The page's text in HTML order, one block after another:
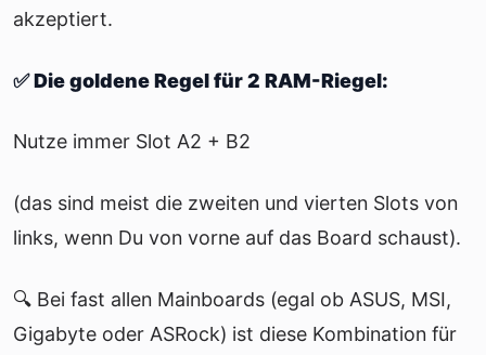
akzeptiert.
✅ Die goldene Regel für 2 RAM-Riegel:
Nutze immer Slot A2 + B2
(das sind meist die zweiten und vierten Slots von
links, wenn Du von vorne auf das Board schaust).
🔍 Bei fast allen Mainboards (egal ob ASUS, MSI,
Gigabyte oder ASRock) ist diese Kombination für